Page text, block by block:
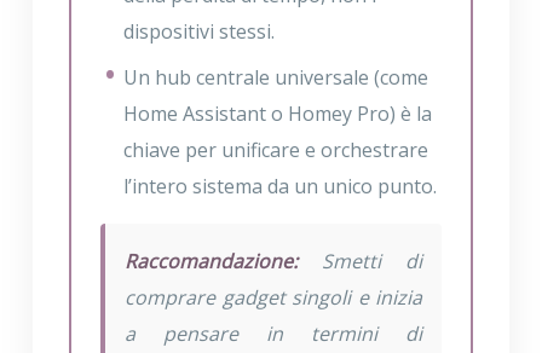
dispositivi stessi.
Un hub centrale universale (come
Home Assistant o Homey Pro) è la
chiave per unificare e orchestrare
l’intero sistema da un unico punto.
Raccomandazione:Smetti di
comprare gadget singoli e inizia
a pensare in termini di